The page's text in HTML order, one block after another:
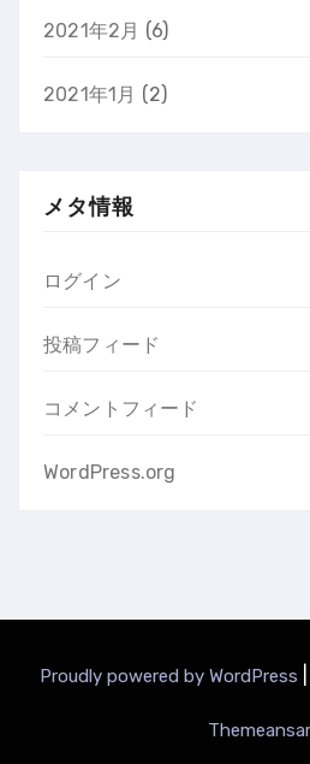
2021年2月 (6)
2021年1月 (2)
メタ情報
ログイン
投稿フィード
コメントフィード
WordPress.org
Proudly powered by WordPress
Themeansar